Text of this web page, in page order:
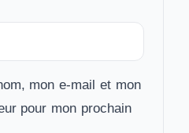
mon e-mail et mon
pour mon prochain